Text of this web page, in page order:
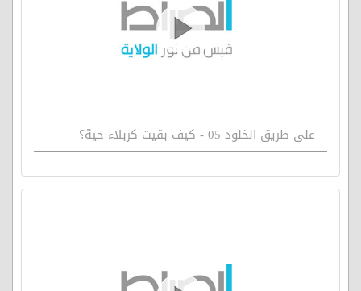
على طريق الخلود 05 - كيف بقيت كربلاء حية؟